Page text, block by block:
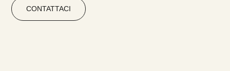
CONTATTACI